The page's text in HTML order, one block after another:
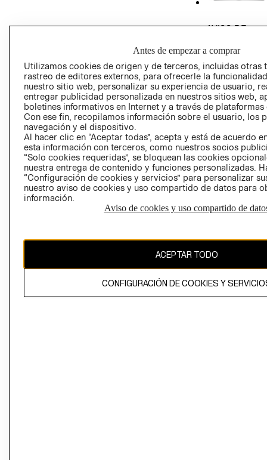
AVISO DE
GIFT CARD
AVISO DE
Perú (S/)
CAMBIAR REGIÓN
propiedad de H&M Hennes & Mauritz AB
Antes de empezar a comprar
Utilizamos cookies de origen y de terceros, incluidas otras
rastreo de editores externos, para ofrecerle la
nuestro sitio web, personalizar su experiencia de usuario,
entregar publicidad personalizada en nuestros sitios web,
boletines informativos en Internet y a través de plataformas
Con ese fin, recopilamos información sobre el usuario, los
navegación y el dispositivo.
Al hacer clic en “Aceptar todas”, acepta y está de acuerdo
esta información con terceros, como nuestros socios
“Solo cookies requeridas”, se bloquean las cookies
nuestra entrega de contenido y funciones personalizadas.
“Configuración de cookies y servicios” para personalizar
nuestro aviso de cookies y uso compartido de datos para
información.
Aviso de cookies y uso compartido de
ACEPTAR TODO
CONFIGURACIÓN DE COOKIES Y